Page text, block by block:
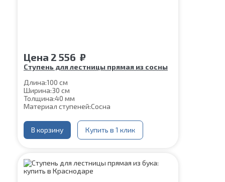
Цена 2 556 ₽
Ступень для лестницы прямая из сосны
Длина:100 см
Ширина:30 см
Толщина:40 мм
Материал ступеней:Сосна
В корзину Купить в 1 клик